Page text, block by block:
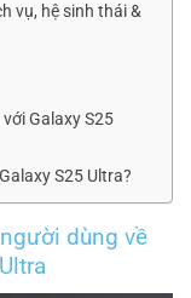
vụ, hệ sinh thái &
Galaxy S25
S25 Ultra?
dùng về